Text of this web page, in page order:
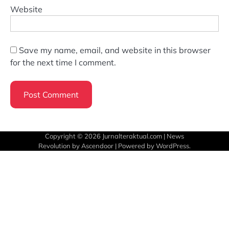
Website
Save my name, email, and website in this browser
for the next time I comment.
Copyright © 2026 Jurnalteraktual.com | News
Revolution by Ascendoor | Powered byWordPress.